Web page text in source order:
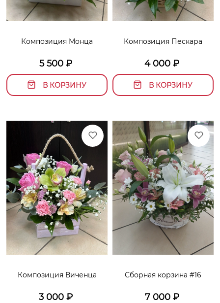
Композиция Монца
5 500 ₽
В КОРЗИНУ
Композиция Пескара
4 000 ₽
В КОРЗИНУ
Композиция Виченца
3 000 ₽
Сборная корзина #16
7 000₽